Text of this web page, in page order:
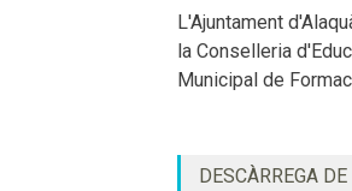
L'Ajuntament
la Conselleria
Municipal de
DESCÀRREGA